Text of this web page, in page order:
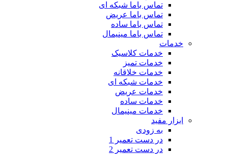
تماس باما شبکه ای
تماس باما عریض
تماس باما ساده
تماس باما مینیمال
خدمات
خدمات کلاسیک
خدمات تمیز
خدمات خلاقانه
خدمات شبکه ای
خدمات عریض
خدمات ساده
خدمات مینیمال
ابزار مفید
به زودی
در دست تعمیر 1
در دست تعمیر 2